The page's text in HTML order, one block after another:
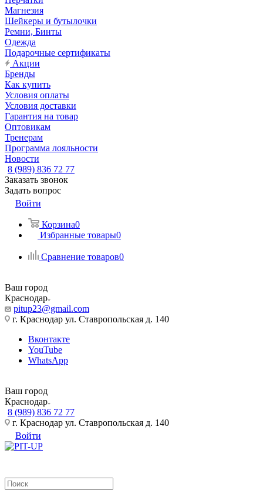
Магнезия
Шейкеры и бутылочки
Ремни, Бинты
Одежда
Подарочные сертификаты
Акции
Бренды
Как купить
Условия оплаты
Условия доставки
Гарантия на товар
Оптовикам
Тренерам
Программа лояльности
Новости
8 (989) 836 72 77
Заказать звонок
Задать вопрос
Войти
Корзина0
Избранные товары0
Сравнение товаров0
Ваш город
Краснодар
pitup23@gmail.com
г. Краснодар ул. Ставропольская д. 140
Вконтакте
YouTube
WhatsApp
Ваш город
Краснодар
8 (989) 836 72 77
г. Краснодар ул. Ставропольская д. 140
Войти